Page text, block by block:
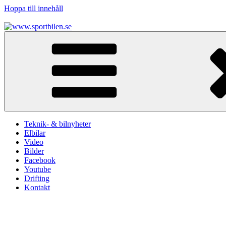
Hoppa till innehåll
www.sportbilen.se
Teknik- & bilnyheter
Elbilar
Video
Bilder
Facebook
Youtube
Drifting
Kontakt